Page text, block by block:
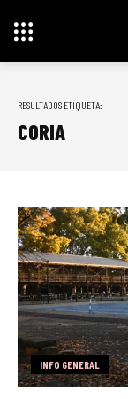
RESULTADOS ETIQUETA:
CORIA
INFO GENERAL